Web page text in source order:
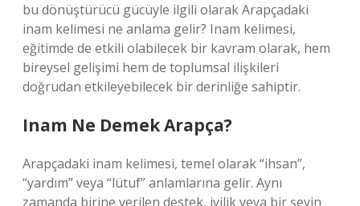
bu dönüştürücü gücüyle ilgili olarak Arapçadaki
inam kelimesi ne anlama gelir? Inam kelimesi,
eğitimde de etkili olabilecek bir kavram olarak, hem
bireysel gelişimi hem de toplumsal ilişkileri
doğrudan etkileyebilecek bir derinliğe sahiptir.
Inam Ne Demek Arapça?
Arapçadaki inam kelimesi, temel olarak “ihsan”,
“yardım” veya “lütuf” anlamlarına gelir. Aynı
zamanda birine verilen destek, iyilik veya bir şeyin